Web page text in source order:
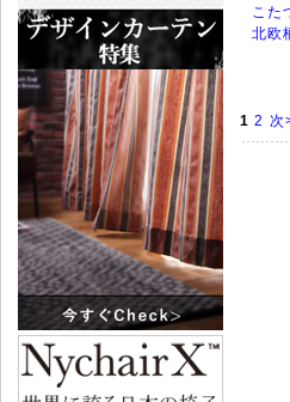
こた
北欧
1 2 次